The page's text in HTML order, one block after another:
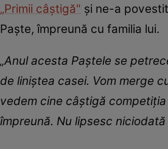
„Primii câștigă" și ne-a
Paște, împreună cu familia lui.
„Anul acesta Paștele se
de liniștea casei. Vom merge
vedem cine câștigă
împreună. Nu lipsesc